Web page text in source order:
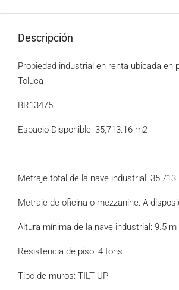
Descripción
Propiedad industrial en renta ubicada en
Toluca
BR13475
Espacio Disponible: 35,713.16 m2
Metraje total de la nave industrial:
Metraje de oficina o mezzanine: A
Altura mínima de la nave industrial: 9.5 m
Resistencia de piso: 4 tons
Tipo de muros: TILT UP